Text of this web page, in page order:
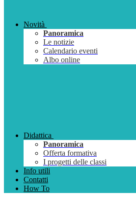
Novità
Panoramica
Le notizie
Calendario eventi
Albo online
Didattica
Panoramica
Offerta formativa
I progetti delle classi
Info utili
Contatti
How To